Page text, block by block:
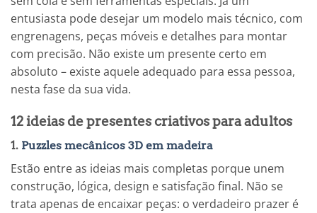
entusiasta pode desejar um modelo mais técnico, com
engrenagens, peças móveis e detalhes para montar
com precisão. Não existe um presente certo em
absoluto – existe aquele adequado para essa pessoa,
nesta fase da sua vida.
12 ideias de presentes criativos para adultos
1. Puzzles mecânicos 3D em madeira
Estão entre as ideias mais completas porque unem
construção, lógica, design e satisfação final. Não se
trata apenas de encaixar peças: o verdadeiro prazer é